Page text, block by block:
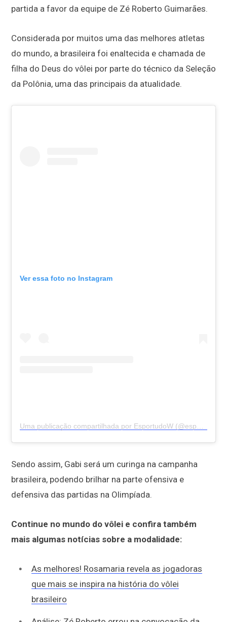
partida a favor da equipe de Zé Roberto Guimarães.
Considerada por muitos uma das melhores atletas
do mundo, a brasileira foi enaltecida e chamada de
filha do Deus do vôlei por parte do técnico da Seleção
da Polônia, uma das principais da atualidade.
Ver essa foto no Instagram
Sendo assim, Gabi será um curinga na campanha
brasileira, podendo brilhar na parte ofensiva e
defensiva das partidas na Olimpíada.
Continue no mundo do vôlei e confira também
mais algumas notícias sobre a modalidade:
As melhores! Rosamaria revela as jogadoras
que mais se inspira na história do vôlei
brasileiro